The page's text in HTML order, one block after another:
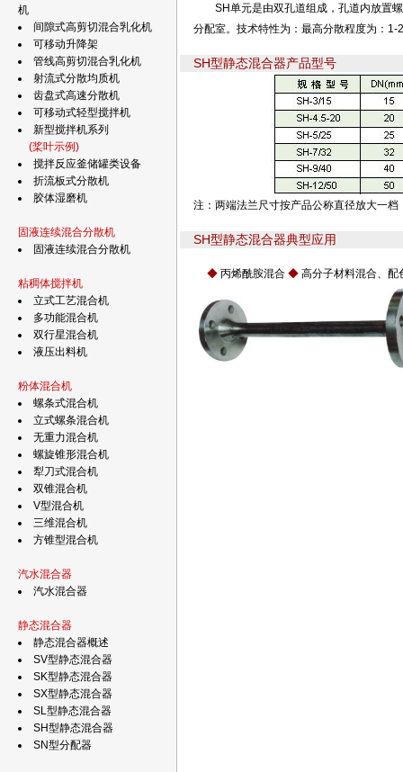
机
间隙式高剪切混合乳化机
可移动升降架
管线高剪切混合乳化机
射流式分散均质机
齿盘式高速分散机
可移动式轻型搅拌机
新型搅拌机系列
(桨叶示例)
搅拌反应釜储罐类设备
折流板式分散机
胶体湿磨机
固液连续混合分散机
固液连续混合分散机
粘稠体搅拌机
立式工艺混合机
多功能混合机
双行星混合机
液压出料机
粉体混合机
螺条式混合机
立式螺条混合机
无重力混合机
螺旋锥形混合机
犁刀式混合机
双锥混合机
V型混合机
三维混合机
方锥型混合机
汽水混合器
汽水混合器
静态混合器
静态混合器概述
SV型静态混合器
SK型静态混合器
SX型静态混合器
SL型静态混合器
SH型静态混合器
SN型分配器
SH单元是由双孔道组成，孔道内放置螺
分配室。技术特性为：最高分散程度为：
SH型静态混合器产品型号
注：两端法兰尺寸按产品公称直径放大一档
SH型静态混合器典型应用
◆ 丙烯酰胺混合 ◆ 高分子材料混合、配